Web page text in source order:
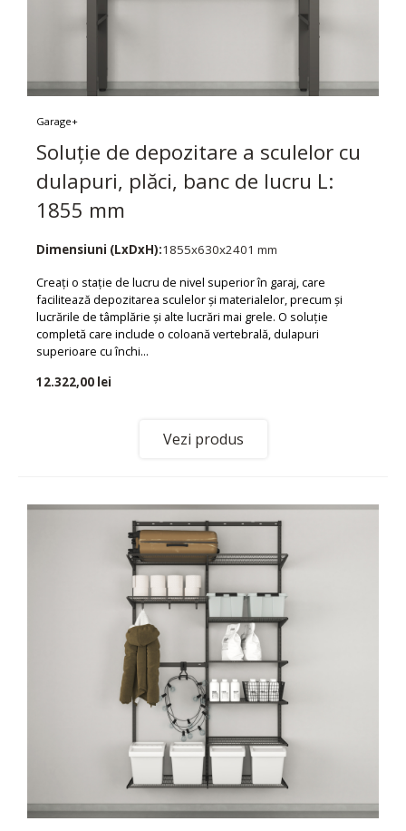
Garage+
Soluție de depozitare a sculelor cu
dulapuri, plăci, banc de lucru L:
1855 mm
Dimensiuni (LxDxH):1855x630x2401 mm
Creați o stație de lucru de nivel superior în garaj, care
facilitează depozitarea sculelor și materialelor, precum și
lucrările de tâmplărie și alte lucrări mai grele. O soluție
completă care include o coloană vertebrală, dulapuri
superioare cu închi...
12.322,00 lei
Vezi produs